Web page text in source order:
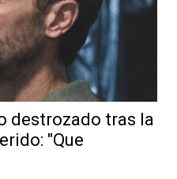
destrozado tras la
"Que